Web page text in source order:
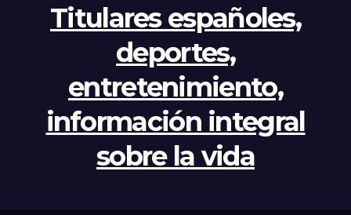
Titulares españoles,
deportes,
entretenimiento,
información integral
sobre la vida